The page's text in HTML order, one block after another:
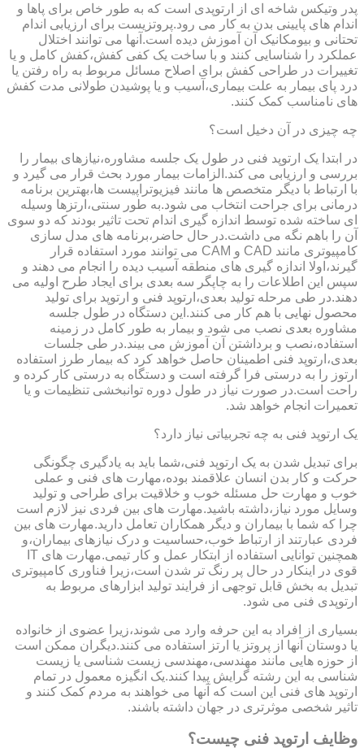
پدر وتیکس شاخه ای از ارتوپدی است که به طور خاص برای پاها و
اندام های پایینی بدن به کار می رود.پروتزیست برای ارزیابی اندام
تحتانی و بیومکانیک آن آموزش دیده است.آنها می توانند اختلال
عملکرد را شناسایی کنند و با ساخت یک کفی کفش،کفش کامل و یا
تغییرات در طراحی کفش برای اصلاح مسائل مربوط به راه رفتن یا
درد پای بیمار به علت بیماری،آسیب و یا پوشیدن طولانی مدت کفش
های نامناسب کمک کنند.
چه چیزی در آن دخیل است؟
در ابتدا یک ارتوپد فنی در طول یک جلسه مشاوره،نیازهای بیمار را
بررسی و ارزیابی می کند.الزامات بیمار مورد بحث قرار می گیرد و
با ارتباط با دیگر متخصص ها مانند فیزیوتراپیست ها،بهترین برنامه
درمانی برای جراحت انتخاب می شود.به طور سنتی،ارتزها وسیله
ای ساخته شده توسط اندازه گیری اندام تحت تاثیر بودند که دو سوی
آن را باهم نگه می داشت.در حال حاضر،برنامه های مدل سازی
کامپیوتری مانند CAD و CAM می توانند مورد استفاده قرار
گیرند،اولا اندازه گیری های منطقه آسیب دیده را انجام می دهند و
سپس این اطلاعات را به چاپگر سه بعدی برای ایجاد طرح اولیه می
دهند.در طی مرحله تولید بعدی،ارتوپد فنی و ارتوپد برای تولید
محصول نهایی با هم کار می کنند.این دستگاه در طول جلسه
مشاوره بعدی نصب می شود و بیمار به طور کامل در زمینه
استفاده،نصب و برداشتن آن آموزش می بیند.در طی جلسات
بعدی،ارتوپد فنی اطمینان حاصل خواهد کرد که بیمار طرز استفاده
ارتوز را به درستی فرا گرفته است و دستگاه به درستی کار کرده و
راحت است.در صورت نیاز در طول دوره توانبخشی تنظیمات و یا
تعمیرات انجام خواهد شد.
یک ارتوپد فنی به چه تجربیاتی نیاز دارد؟
برای تبدیل شدن به یک ارتوپد فنی،شما باید به یادگیری چگونگی
حرکت و کار بدن انسان علاقمند بوده،مهارت های فنی و عملی
خوب و مهارت حل مسئله خوب و خلاقیت برای طراحی و تولید
وسایل مورد نیاز،داشته باشید.مهارت های بین فردی نیز لازم است
چرا که شما با بیماران و دیگر همکاران تعامل دارید.مهارت های بین
فردی عبارتند از ارتباط خوب،حساسیت و درک نیازهای بیماران،و
همچنین توانایی استفاده از ابتکار عمل و کار تیمی.مهارت های IT
قوی در اینکار در حال پر رنگ تر شدن است،زیرا فناوری کامپیوتری
تبدیل به بخش قابل توجهی از فرایند تولید ابزارهای مربوط به
ارتوپدی فنی می شود.
بسیاری از افراد به این حرفه وارد می شوند،زیرا عضوی از خانواده
یا دوستان آنها از پروتز یا ارتز استفاده می کنند.دیگران ممکن است
از حوزه هایی مانند مهندسی،مهندسی زیست شناسی یا زیست
شناسی به این رشته گرایش پیدا کنند.یک انگیزه معمول در تمام
ارتوپد های فنی این است که آنها می خواهند به مردم کمک کنند و
تاثیر شخصی موثرتری در جهان داشته باشند.
وظایف ارتوپد فنی چیست؟